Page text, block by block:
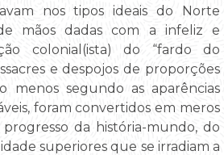
nos tipos ideais do Norte
mãos dadas com a infeliz e
colonial(ista) do “fardo do
e despojos de proporções
menos segundo as aparências
foram convertidos em meros
da história-mundo, do
superiores que se irradiam a